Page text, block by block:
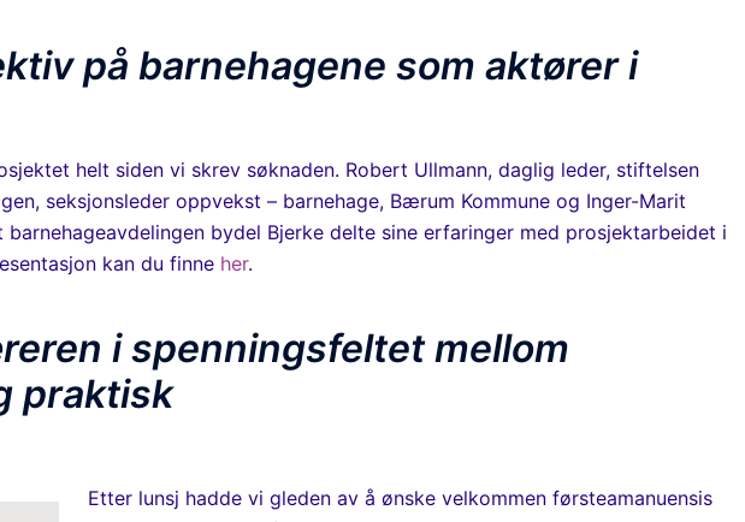
på barnehagene som aktører i
helt siden vi skrev søknaden. Robert Ullmann, daglig leder, stiftelsen
seksjonsleder oppvekst – barnehage, Bærum Kommune og Inger-Marit
barnehageavdelingen bydel Bjerke delte sine erfaringer med prosjektarbeidet i
kan du finne her.
i spenningsfeltet mellom
praktisk
Etter lunsj hadde vi gleden av å ønske velkommen førsteamanuensis